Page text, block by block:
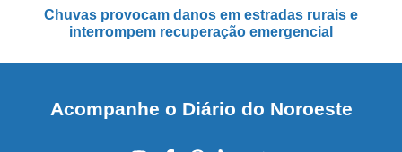
Chuvas provocam danos em estradas rurais e
interrompem recuperação emergencial
Acompanhe o Diário do Noroeste